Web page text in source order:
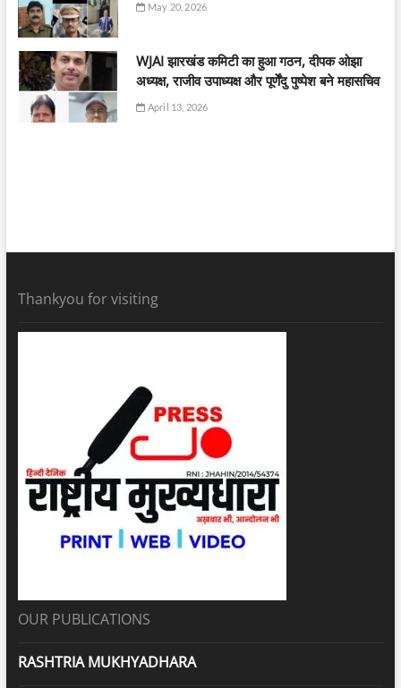
May 20, 2026
WJAI झारखंड कमिटी का हुआ गठन, दीपक ओझा
अध्यक्ष, राजीव उपाध्यक्ष और पूर्णेंदु पुष्पेश बने महासचिव
April 13, 2026
Thankyou for visiting
OUR PUBLICATIONS
RASHTRIA MUKHYADHARA